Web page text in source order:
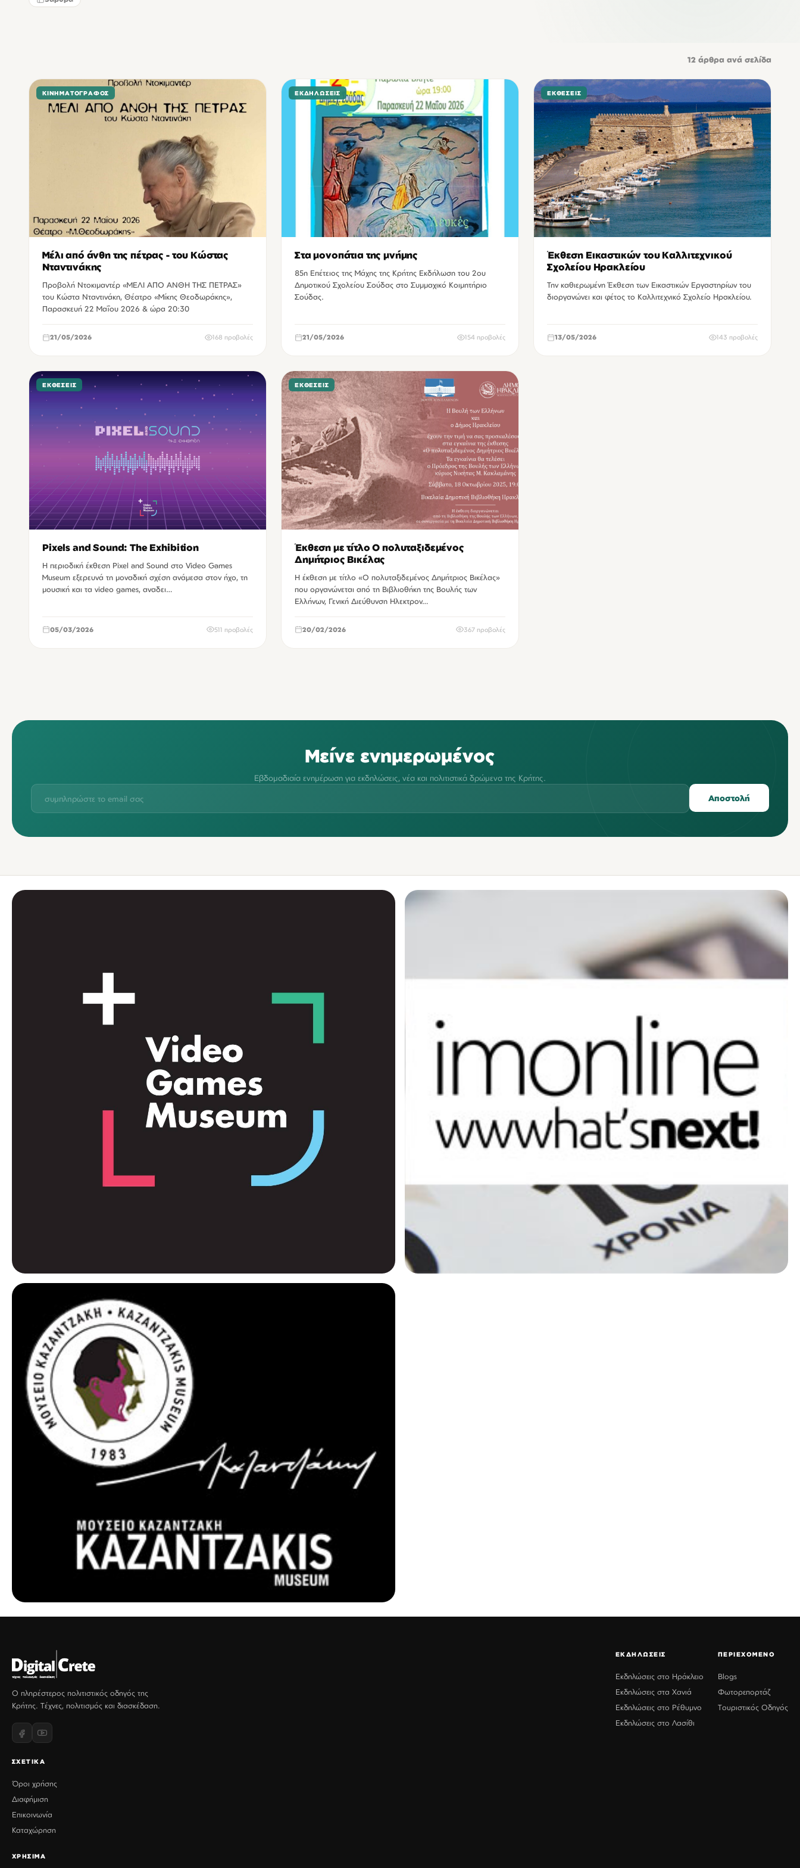
12 άρθρα ανά σελίδα
ΚΙΝΗΜΑΤΟΓΡΆΦΟΣ
Μέλι από άνθη της πέτρας - του Κώστας
Νταντινάκης
Προβολή Ντοκιμαντέρ «ΜΕΛΙ ΑΠΟ ΑΝΘΗ ΤΗΣ ΠΕΤΡΑΣ»
του Κώστα Νταντινάκη, Θέατρο «Μίκης Θεοδωράκης»,
Παρασκευή 22 Μαΐου 2026 & ώρα 20:30
21/05/2026 168 προβολές
ΕΚΔΗΛΏΣΕΙΣ
Στα μονοπάτια της μνήμης
85η Επέτειος της Μάχης της Κρήτης Εκδήλωση του 2ου
Δημοτικού Σχολείου Σούδας στο Συμμαχικό Κοιμητήριο
Σούδας.
21/05/2026 154 προβολές
ΕΚΘΈΣΕΙΣ
Έκθεση Εικαστικών του Καλλιτεχνικού
Σχολείου Ηρακλείου
Την καθιερωμένη Έκθεση των Εικαστικών Εργαστηρίων του
διοργανώνει και φέτος το Καλλιτεχνικό Σχολείο Ηρακλείου.
13/05/2026 143 προβολές
ΕΚΘΈΣΕΙΣ
Pixels and Sound: The Exhibition
Η περιοδική έκθεση Pixel and Sound στο Video Games
Museum εξερευνά τη μοναδική σχέση ανάμεσα στον ήχο, τη
μουσική και τα video games, αναδει…
05/03/2026 511 προβολές
ΕΚΘΈΣΕΙΣ
Έκθεση με τίτλο Ο πολυταξιδεμένος
Δημήτριος Βικέλας
Η έκθεση με τίτλο «Ο πολυταξιδεμένος Δημήτριος Βικέλας»
που οργανώνεται από τη Βιβλιοθήκη της Βουλής των
Ελλήνων, Γενική Διεύθυνση Ηλεκτρον…
20/02/2026 367 προβολές
Μείνε ενημερωμένος
Εβδομαδιαία ενημέρωση για εκδηλώσεις, νέα και πολιτιστικά δρώμενα της Κρήτης.
Αποστολή
Ο πληρέστερος πολιτιστικός οδηγός της
Κρήτης. Τέχνες, πολιτισμός και διασκέδαση.
ΕΚΔΗΛΩΣΕΙΣ
Εκδηλώσεις στο Ηράκλειο
Εκδηλώσεις στα Χανιά
Εκδηλώσεις στο Ρέθυμνο
Εκδηλώσεις στο Λασίθι
ΠΕΡΙΕΧΟΜΕΝΟ
Blogs
Φωτορεπορτάζ
Τουριστικός Οδηγός
ΣΧΕΤΙΚΑ
Όροι χρήσης
Διαφήμιση
Επικοινωνία
Καταχώρηση
ΧΡΗΣΙΜΑ